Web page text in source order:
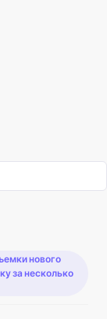
нового
за несколько